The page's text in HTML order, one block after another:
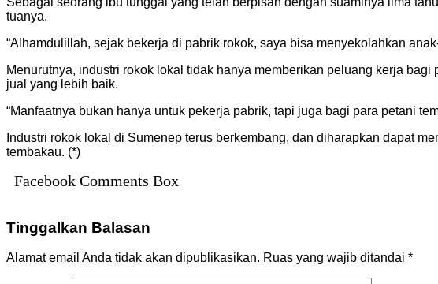
tuanya.
“Alhamdulillah, sejak bekerja di pabrik rokok, saya bisa menyekolahkan
Menurutnya, industri rokok lokal tidak hanya memberikan peluang kerja
jual yang lebih baik.
“Manfaatnya bukan hanya untuk pekerja pabrik, tapi juga bagi para petani
Industri rokok lokal di Sumenep terus berkembang, dan diharapkan dapat
tembakau. (*)
Facebook Comments Box
Tinggalkan Balasan
Alamat email Anda tidak akan dipublikasikan. Ruas yang wajib ditandai *